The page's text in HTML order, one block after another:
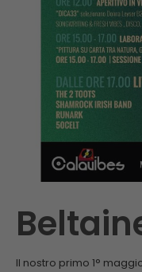
Il nostro primo 1°